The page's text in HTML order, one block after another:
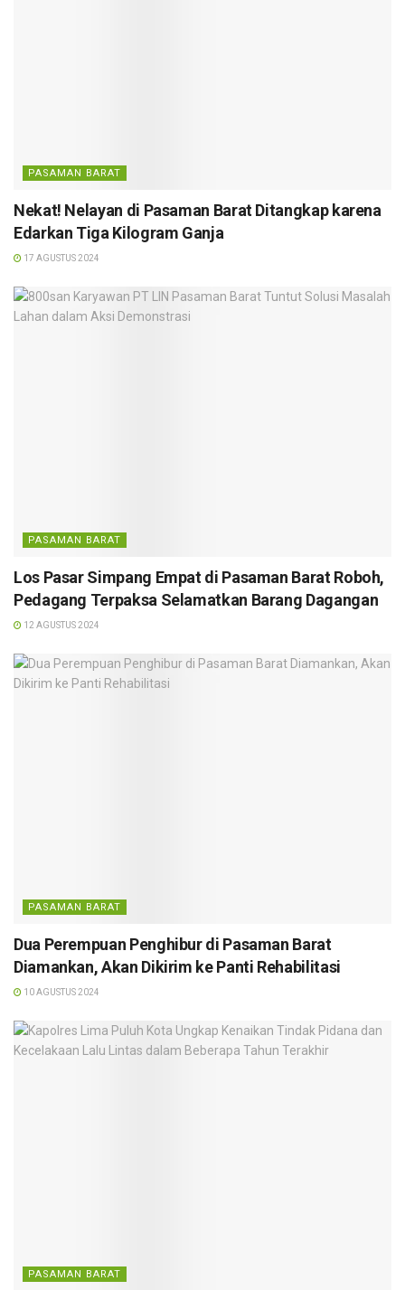
PASAMAN BARAT
Nekat! Nelayan di Pasaman Barat Ditangkap karena
Edarkan Tiga Kilogram Ganja
17 AGUSTUS 2024
PASAMAN BARAT
Los Pasar Simpang Empat di Pasaman Barat Roboh,
Pedagang Terpaksa Selamatkan Barang Dagangan
12 AGUSTUS 2024
PASAMAN BARAT
Dua Perempuan Penghibur di Pasaman Barat
Diamankan, Akan Dikirim ke Panti Rehabilitasi
10 AGUSTUS 2024
PASAMAN BARAT